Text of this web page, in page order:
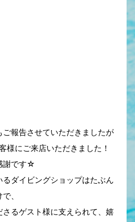
報告させていただきましたが
様にご来店いただきました！
謝です☆
るダイビングショップはたぶん
、
さるゲスト様に支えられて、嬉